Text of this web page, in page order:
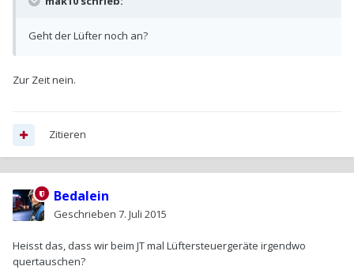
Geht der Lüfter noch an?
Zur Zeit nein.
Zitieren
Bedalein
Geschrieben 7. Juli 2015
Heisst das, dass wir beim JT mal Lüftersteuergeräte irgendwo
quertauschen?